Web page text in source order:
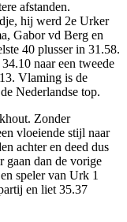
afstanden.
hij werd 2e Urker
Gabor vd Berg en
40 plusser in 31.58.
naar een tweede
Vlaming is de
Nederlandse top.
Zonder
vloeiende stijl naar
achter en deed dus
gaan dan de vorige
speler van Urk 1
en liet 35.37